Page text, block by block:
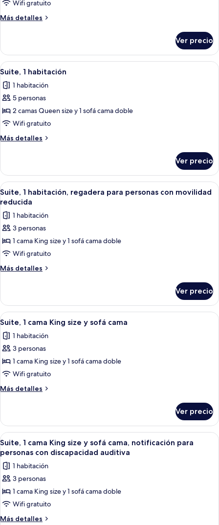
discapacidad
1
habitación
Wifi gratuito
Más detalles
Más
1
habitación
Ver precio
Abrir
todas
las
fotos
de
Suite,
1
habitación
Una habitación de hotel moderna
3
Suite, 1 habitación
1 habitación
5 personas
2 camas Queen size y 1 sofá cama doble
Wifi gratuito
Más detalles
Más
1
habitación
Ver precio
Abrir
todas
las
fotos
de
Suite,
1
habitación,
personas
con
movilidad
reducida
Habitación de hotel con una cama
2
Suite, 1 habitación, regadera para personas con movilidad
reducida
1 habitación
3 personas
1 cama King size y 1 sofá cama doble
Wifi gratuito
Más detalles
Más
1
habitación,
regadera
personas
con
reducida
Ver precio
Abrir
todas
las
fotos
de
Suite,
1
cama
size
sofá
cama
Habitación de hotel con una cama
2
Suite, 1 cama King size y sofá cama
1 habitación
3 personas
1 cama King size y 1 sofá cama doble
Wifi gratuito
Más detalles
Más
1
cama
King
size
y
sofá
cama
Ver precio
Abrir
todas
las
fotos
de
Suite,
1
cama
Habitación de hotel con una cama
2
Suite, 1 cama King size y sofá cama, notificación para
personas con discapacidad auditiva
1 habitación
3 personas
1 cama King size y 1 sofá cama doble
Wifi gratuito
Más detalles
Más